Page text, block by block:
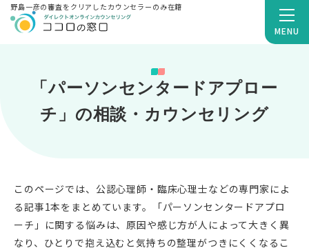
MENU
野島一彦の審査をクリアしたカウンセラーのみ在籍
「パーソンセンタードアプロー
チ」の相談・カウンセリング
このページでは、公認心理師・臨床心理士などの専門家によ
る記事1本をまとめています。「パーソンセンタードアプロ
ーチ」に関する悩みは、原因や感じ方が人によって大きく異
なり、ひとりで抱え込むと気持ちの整理がつきにくくなるこ